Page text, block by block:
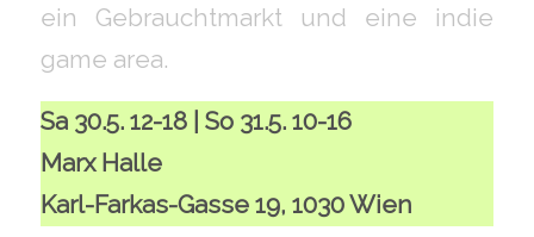
ein Gebrauchtmarkt und eine indie
game area.
Sa 30.5. 12-18 | So 31.5. 10-16
Marx Halle
Karl-Farkas-Gasse 19, 1030 Wien